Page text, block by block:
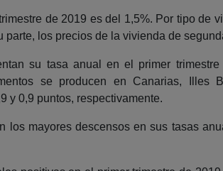
de 2019 es del 1,5%. Por tipo de
los precios de la vivienda de
su tasa anual en el primer
se producen en Canarias, Illes
y 0,9 puntos, respectivamente.
los mayores descensos en sus tasas